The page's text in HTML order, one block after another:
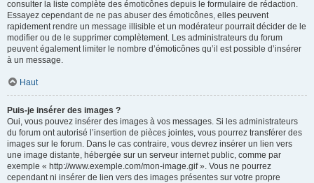
consulter la liste complète des émoticônes depuis le formulaire de rédaction.
Essayez cependant de ne pas abuser des émoticônes, elles peuvent
rapidement rendre un message illisible et un modérateur pourrait décider de le
modifier ou de le supprimer complètement. Les administrateurs du forum
peuvent également limiter le nombre d’émoticônes qu’il est possible d’insérer
à un message.
Haut
Puis-je insérer des images ?
Oui, vous pouvez insérer des images à vos messages. Si les administrateurs
du forum ont autorisé l’insertion de pièces jointes, vous pourrez transférer des
images sur le forum. Dans le cas contraire, vous devrez insérer un lien vers
une image distante, hébergée sur un serveur internet public, comme par
exemple « http://www.exemple.com/mon-image.gif ». Vous ne pourrez
cependant ni insérer de lien vers des images présentes sur votre propre